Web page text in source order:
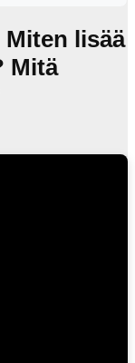
ja ydinvoimalla.
hyvä työpaikka.
että teemme
luotettavasti,
ja luonnon
on luoda
lisää
Mitä